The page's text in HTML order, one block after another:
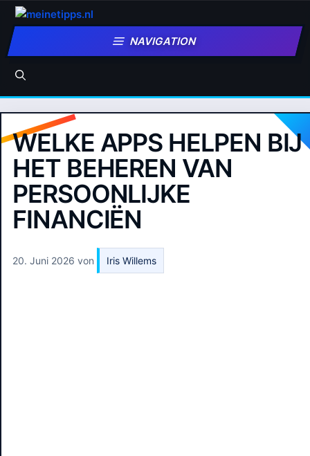
Zum
Inhalt
springen
NAVIGATION
WELKE APPS HELPEN BIJ
HET BEHEREN VAN
PERSOONLIJKE
FINANCIËN
20. Juni 2026 von Iris Willems